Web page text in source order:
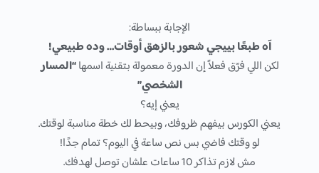
الإجابة ببساطة:
آه طبعًا بييجي شعور بالزهق أوقات… وده طبيعي!
لكن اللي فرّق فعلاً إن الدورة معمولة بتقنية اسمها“المسار
الشخصي”
يعني إيه؟
يعني الكورس بيفهم ظروفك، وبيحط لك خطة مناسبة لوقتك.
لو وقتك فاضي بس نص ساعة في اليوم؟ تمام جدًا!
مش لازم تذاكر 10 ساعات علشان توصل لهدفك.